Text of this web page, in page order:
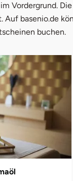
Vordergrund.
Auf basenio.de
buchen.